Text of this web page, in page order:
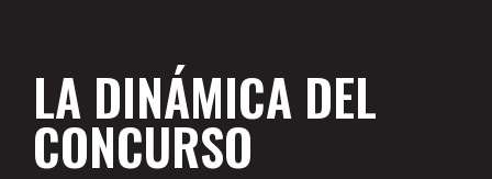
LA DINÁMICA DEL
CONCURSO